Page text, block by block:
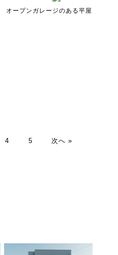
オープンガレージのある平屋
4 5 次へ »